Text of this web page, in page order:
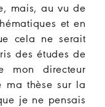
mais, au vu de
et en
cela ne serait
des études de
mon directeur
ma thèse sur la
je ne pensais